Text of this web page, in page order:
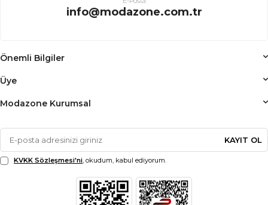
info@modazone.com.tr
Önemli Bilgiler
Üye
Modazone Kurumsal
KAYIT OL
KVKK Sözleşmesi'ni, okudum, kabul ediyorum.